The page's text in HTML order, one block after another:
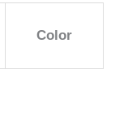
Color